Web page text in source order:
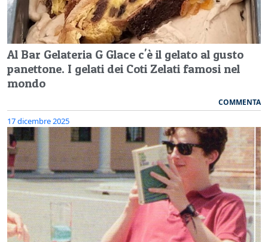
Al Bar Gelateria G Glace c'è il gelato al gusto
panettone. I gelati dei Coti Zelati famosi nel
mondo
COMMENTA
17 dicembre 2025